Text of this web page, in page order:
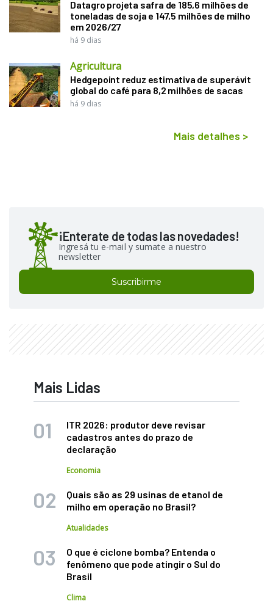
Datagro projeta safra de 185,6 milhões de
toneladas de soja e 147,5 milhões de milho
em 2026/27
há 9 dias
Agricultura
Hedgepoint reduz estimativa de superávit
global do café para 8,2 milhões de sacas
há 9 dias
Mais detalhes >
¡Enterate de todas las novedades!
Ingresá tu e-mail y sumate a nuestro
newsletter
Suscribirme
Mais Lidas
ITR 2026: produtor deve revisar
cadastros antes do prazo de
declaração
Economia
Quais são as 29 usinas de etanol de
milho em operação no Brasil?
Atualidades
O que é ciclone bomba? Entenda o
fenômeno que pode atingir o Sul do
Brasil
Clima